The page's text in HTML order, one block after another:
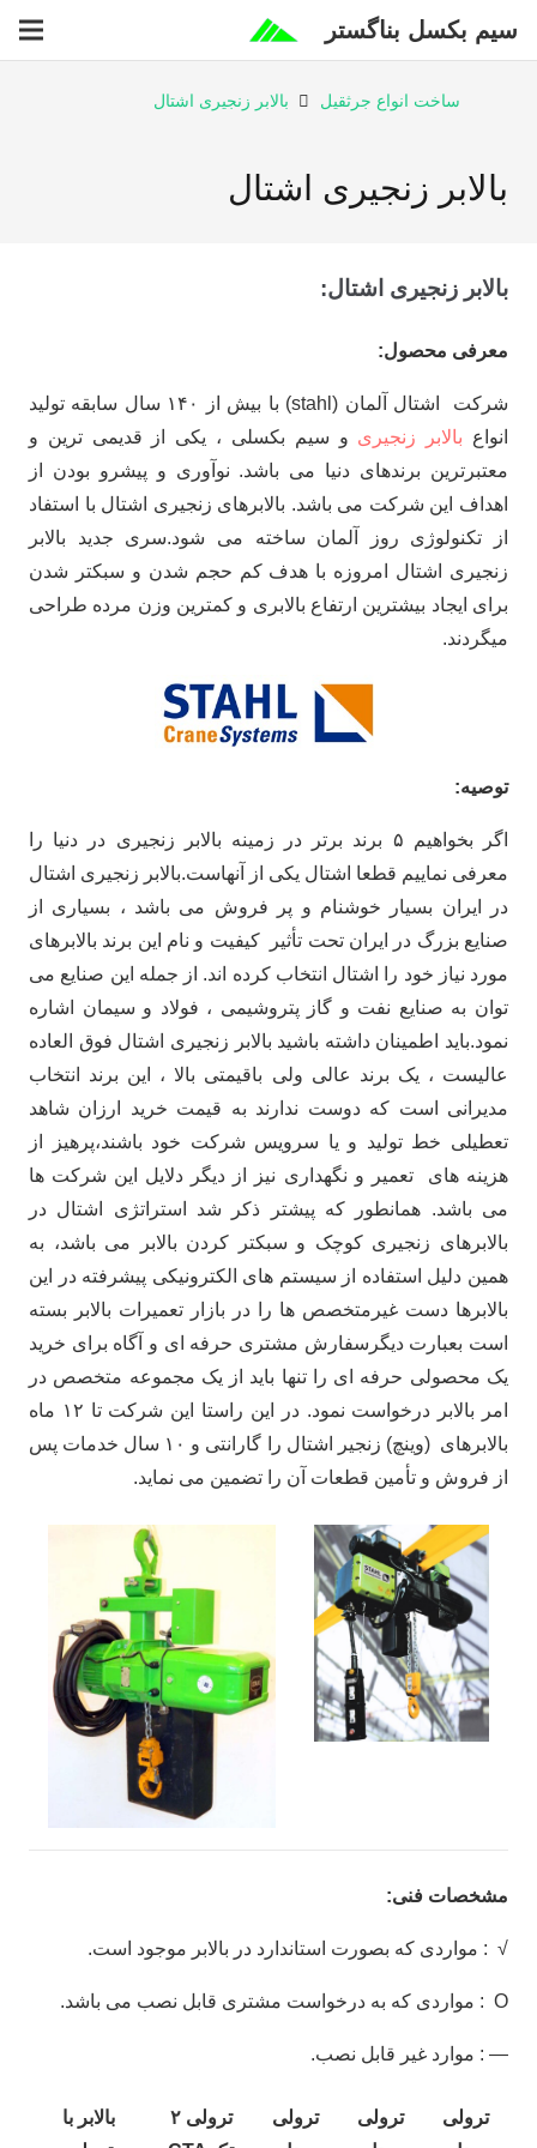
سیم بکسل بناگستر
ساخت انواع جرثقیل بالابر زنجیری اشتال
بالابر زنجیری اشتال
بالابر زنجیری اشتال:
معرفی محصول:
شرکت اشتال آلمان (stahl) با بیش از ۱۴۰ سال سابقه تولید
انواع بالابر زنجیری و سیم بکسلی ، یکی از قدیمی ترین و
معتبرترین برندهای دنیا می باشد. نوآوری و پیشرو بودن از
اهداف این شرکت می باشد. بالابرهای زنجیری اشتال با استفاد
از تکنولوژی روز آلمان ساخته می شود.سری جدید بالابر
زنجیری اشتال امروزه با هدف کم حجم شدن و سبکتر شدن
برای ایجاد بیشترین ارتفاع بالابری و کمترین وزن مرده طراحی
میگردند.
توصیه:
اگر بخواهیم ۵ برند برتر در زمینه بالابر زنجیری در دنیا را
معرفی نماییم قطعا اشتال یکی از آنهاست.بالابر زنجیری اشتال
در ایران بسیار خوشنام و پر فروش می باشد ، بسیاری از
صنایع بزرگ در ایران تحت تأثیر کیفیت و نام این برند بالابرهای
مورد نیاز خود را اشتال انتخاب کرده اند. از جمله این صنایع می
توان به صنایع نفت و گاز پتروشیمی ، فولاد و سیمان اشاره
نمود.باید اطمینان داشته باشید بالابر زنجیری اشتال فوق العاده
عالیست ، یک برند عالی ولی باقیمتی بالا ، این برند انتخاب
مدیرانی است که دوست ندارند به قیمت خرید ارزان شاهد
تعطیلی خط تولید و یا سرویس شرکت خود باشند،پرهیز از
هزینه های تعمیر و نگهداری نیز از دیگر دلایل این شرکت ها
می باشد. همانطور که پیشتر ذکر شد استراتژی اشتال در
بالابرهای زنجیری کوچک و سبکتر کردن بالابر می باشد، به
همین دلیل استفاده از سیستم های الکترونیکی پیشرفته در این
بالابرها دست غیرمتخصص ها را در بازار تعمیرات بالابر بسته
است بعبارت دیگرسفارش مشتری حرفه ای و آگاه برای خرید
یک محصولی حرفه ای را تنها باید از یک مجموعه متخصص در
امر بالابر درخواست نمود. در این راستا این شرکت تا ۱۲ ماه
بالابرهای (وینچ) زنجیر اشتال را گارانتی و ۱۰ سال خدمات پس
از فروش و تأمین قطعات آن را تضمین می نماید.
مشخصات فنی:
√ : مواردی که بصورت استاندارد در بالابر موجود است.
Ο : مواردی که به درخواست مشتری قابل نصب می باشد.
— : موارد غیر قابل نصب.
ترولی
ترولی
ترولی
ترولی ۲
بالابر با